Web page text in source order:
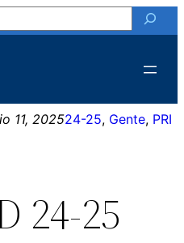
11, 202524-25, Gente, PRI
24-25